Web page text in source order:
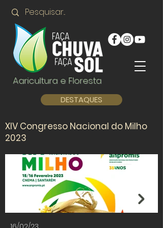
Agricultura e Floresta
DESTAQUES
XIV Congresso Nacional do Milho
2023